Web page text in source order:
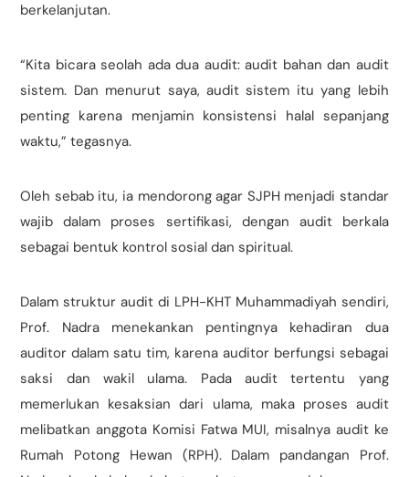
berkelanjutan.
“Kita bicara seolah ada dua audit: audit bahan dan audit
sistem. Dan menurut saya, audit sistem itu yang lebih
penting karena menjamin konsistensi halal sepanjang
waktu,” tegasnya.
Oleh sebab itu, ia mendorong agar SJPH menjadi standar
wajib dalam proses sertifikasi, dengan audit berkala
sebagai bentuk kontrol sosial dan spiritual.
Dalam struktur audit di LPH-KHT Muhammadiyah sendiri,
Prof. Nadra menekankan pentingnya kehadiran dua
auditor dalam satu tim, karena auditor berfungsi sebagai
saksi dan wakil ulama. Pada audit tertentu yang
memerlukan kesaksian dari ulama, maka proses audit
melibatkan anggota Komisi Fatwa MUI, misalnya audit ke
Rumah Potong Hewan (RPH). Dalam pandangan Prof.